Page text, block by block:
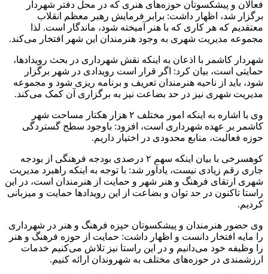
فعالان و پیشکسوتان حوزه‌های هنری که در محل دفتر شهردار
برگزار شد، اظهار داشت: برابر فرمایش رهبر معظم انقلاب
معتقدیم که هر کاری که با هنر آمیخته شود، ماندگار است. لذا
مجموعه مدیریت شهری به وجود هنرمندان این شهر افتخار می‌کند.
شهردار کاشمر با اذعان به اینکه نقش شهرداری در بحث رویدادها،
حمایتی است، بیان کرد: اگر قرار است رویدادی در شهر برگزار
شود، باید از ناحیه هنرمندان تعریف و برنامه ریزی شود و مجموعه
مدیریت شهری نیز در حد بضاعت نیز به برگزاری آن کمک می‌کند.
وی با اشاره به اینکه امور مختلف ۲ هزار هکتار مساحت شهر
کاشمر بر عهده شهرداری است، افزود: باوجود سطح گستردگی
حوزه فعالیت، منابع محدودی در اختیار داریم.
کوهسرخی با بیان اینکه سهم ۲ درصدی بودجه فرهنگی از بودجه
جاری رقم زیادی نیست، یادآور شد: با توجه به اینکه راهبرد مدیریت
شهری ارتقای فرهنگ و هنر شهر و حمایت از هنرمندان است، در این
راستا تاکنون در حد توان و بضاعت از این رویدادها حمایت و میزبانی
کردیم.
وی حضور هنرمندان و پیشکسوتان حپزه فرهنگ و هنر در شهرداری
را مایه افتخار دانست و اظهار داشت: حمایت از حوزه فرهنگ و هنر
را وظیفه خود می‌دانیم و در این راستا نیز تلاش می‌کنیم خدمات
ارزشمندی در حوزه‌های مختلف به شهروندان ارائه کنیم.